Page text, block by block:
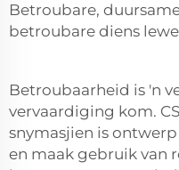
Betroubare,
betroubare diens
Betroubaarheid is 'n
vervaardiging kom.
snymasjien is
en maak gebruik van